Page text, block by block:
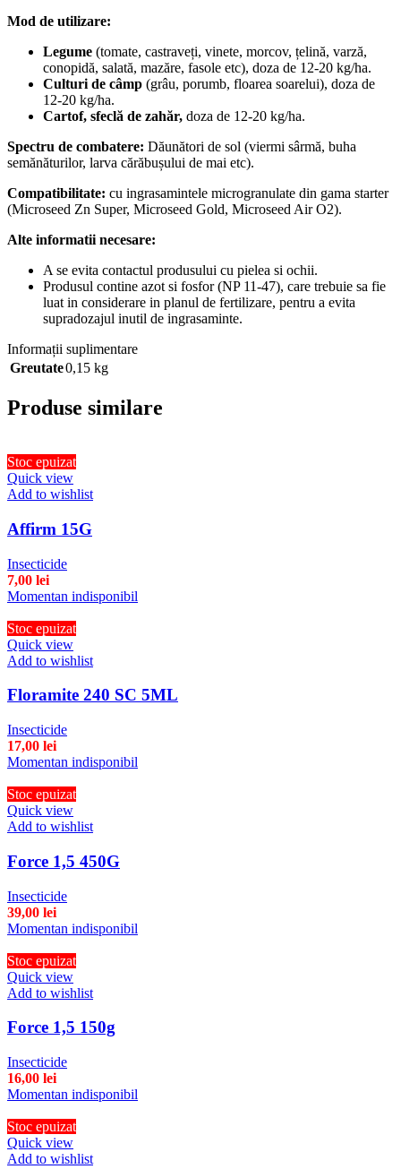
Mod de utilizare:
Legume (tomate, castraveți, vinete, morcov, țelină, varză,
conopidă, salată, mazăre, fasole etc), doza de 12-20 kg/ha.
Culturi de câmp (grâu, porumb, floarea soarelui), doza de
12-20 kg/ha.
Cartof, sfeclă de zahăr, doza de 12-20 kg/ha.
Spectru de combatere: Dăunători de sol (viermi sârmă, buha
semănăturilor, larva cărăbușului de mai etc).
Compatibilitate: cu ingrasamintele microgranulate din gama starter
(Microseed Zn Super, Microseed Gold, Microseed Air O2).
Alte informatii necesare:
A se evita contactul produsului cu pielea si ochii.
Produsul contine azot si fosfor (NP 11-47), care trebuie sa fie
luat in considerare in planul de fertilizare, pentru a evita
supradozajul inutil de ingrasaminte.
Informații suplimentare
Greutate0,15 kg
Produse similare
Stoc epuizat
Quick view
Add to wishlist
Affirm 15G
Insecticide
7,00 lei
Momentan indisponibil
Stoc epuizat
Quick view
Add to wishlist
Floramite 240 SC 5ML
Insecticide
17,00 lei
Momentan indisponibil
Stoc epuizat
Quick view
Add to wishlist
Force 1,5 450G
Insecticide
39,00 lei
Momentan indisponibil
Stoc epuizat
Quick view
Add to wishlist
Force 1,5 150g
Insecticide
16,00 lei
Momentan indisponibil
Stoc epuizat
Quick view
Add to wishlist